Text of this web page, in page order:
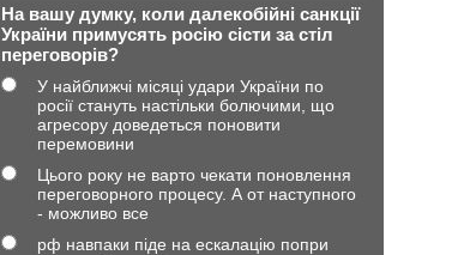
На вашу думку, коли далекобійні санкції
України примусять росію сісти за стіл
переговорів?
У найближчі місяці удари України по
росії стануть настільки болючими, що
агресору доведеться поновити
перемовини
Цього року не варто чекати поновлення
переговорного процесу. А от наступного
- можливо все
рф навпаки піде на ескалацію попри